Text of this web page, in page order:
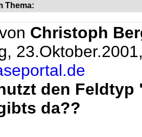
Thema:
Christoph
den
da??